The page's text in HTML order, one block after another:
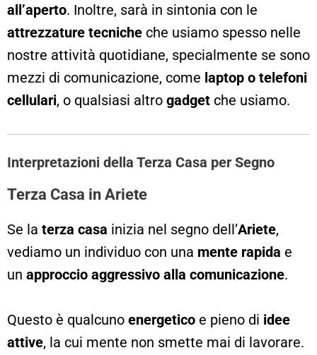
all’aperto. Inoltre, sarà in sintonia con le
attrezzature tecniche che usiamo spesso nelle
nostre attività quotidiane, specialmente se sono
mezzi di comunicazione, come laptop o telefoni
cellulari, o qualsiasi altro gadget che usiamo.
Interpretazioni della Terza Casa per Segno
Terza Casa in Ariete
Se la terza casa inizia nel segno dell’Ariete,
vediamo un individuo con una mente rapida e
un approccio aggressivo alla comunicazione.
Questo è qualcuno energetico e pieno di idee
attive, la cui mente non smette mai di lavorare.